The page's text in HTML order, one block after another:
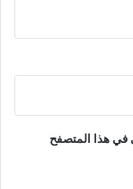
في هذا المتصفح